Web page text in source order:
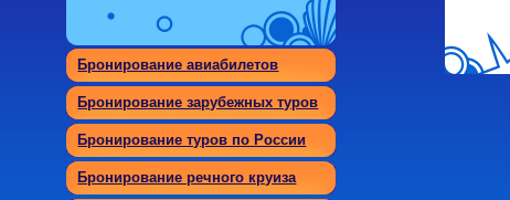
Бронирование авиабилетов
Бронирование зарубежных туров
Бронирование туров по России
Бронирование речного круиза